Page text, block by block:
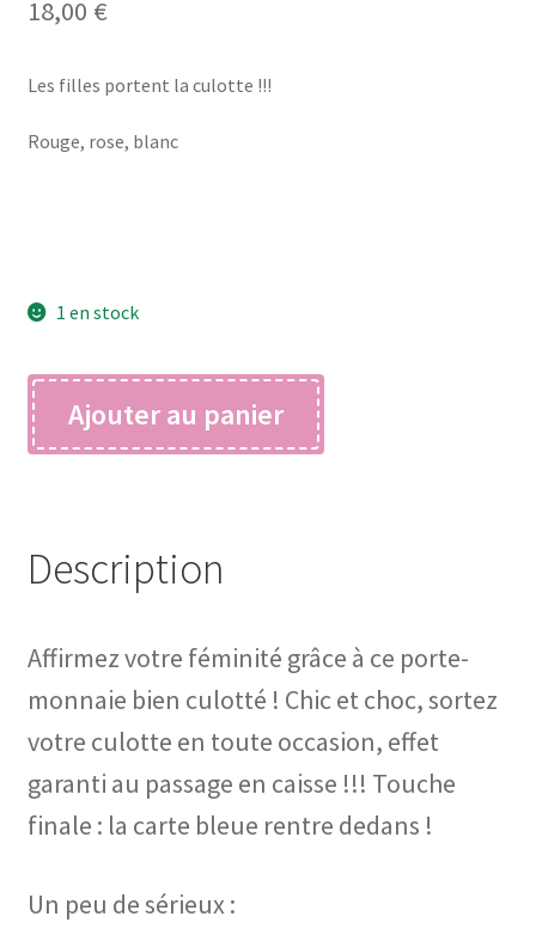
18,00 €
Les filles portent la culotte !!!
Rouge, rose, blanc
1 en stock
quantité
de
kikiss
Ajouter au panier
Description
Affirmez votre féminité grâce à ce porte-
monnaie bien culotté ! Chic et choc, sortez
votre culotte en toute occasion, effet
garanti au passage en caisse !!! Touche
finale : la carte bleue rentre dedans !
Un peu de sérieux :